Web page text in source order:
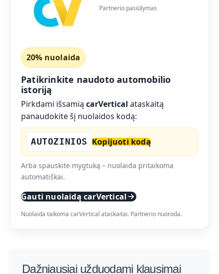
Partnerio pasiūlymas
20% nuolaida
Patikrinkite naudoto automobilio
istoriją
Pirkdami išsamią carVertical ataskaitą
panaudokite šį nuolaidos kodą:
AUTOZINIOS Kopijuoti kodą
Arba spauskite mygtuką – nuolaida pritaikoma
automatiškai.
Gauti nuolaidą carVertical
Nuolaida taikoma carVertical ataskaitai. Partnerio nuoroda.
Dažniausiai užduodami klausimai